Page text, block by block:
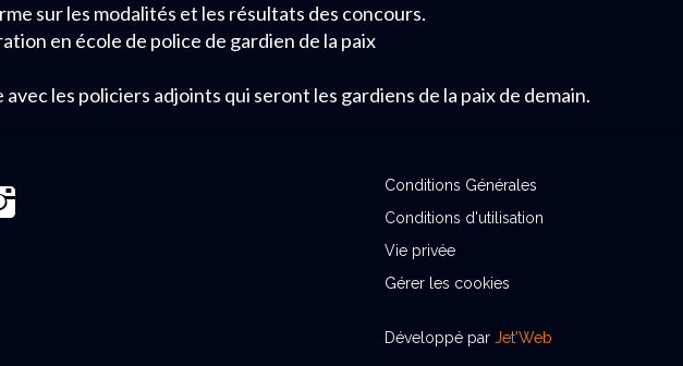
sur les modalités et les résultats des concours.
en école de police de gardien de la paix
les policiers adjoints qui seront les gardiens de la paix de demain.
Conditions Générales
Conditions d'utilisation
Vie privée
Gérer les cookies
Développé par Jet'Web